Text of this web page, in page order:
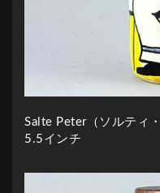
Salte Peter（ソルティ
5.5インチ